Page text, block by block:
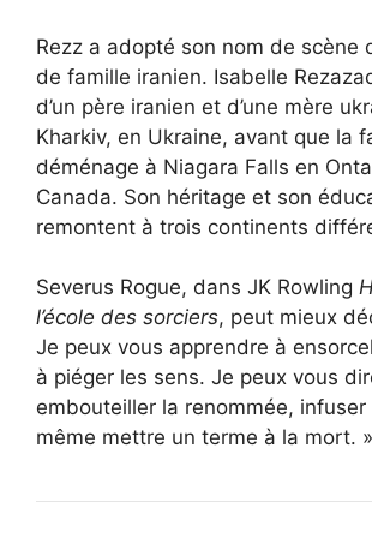
Rezz a adopté son nom de scène
de famille iranien. Isabelle
d’un père iranien et d’une mère
Kharkiv, en Ukraine, avant que la
déménage à Niagara Falls en
Canada. Son héritage et son
remontent à trois continents
Severus Rogue, dans JK Rowling
l’école des sorciers, peut mieux
Je peux vous apprendre à
à piéger les sens. Je peux vous
embouteiller la renommée,
même mettre un terme à la mort. »